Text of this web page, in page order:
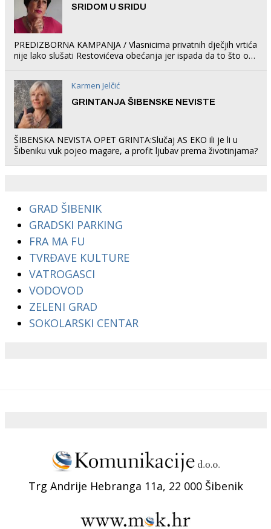
SRIDOM U SRIDU
PREDIZBORNA KAMPANJA / Vlasnicima privatnih dječjih vrtića
nije lako slušati Restovićeva obećanja jer ispada da to što oni
Karmen Jelčić
GRINTANJA ŠIBENSKE NEVISTE
ŠIBENSKA NEVISTA OPET GRINTA:Slučaj AS EKO ili je li u
Šibeniku vuk pojeo magare, a profit ljubav prema životinjama?
GRAD ŠIBENIK
GRADSKI PARKING
FRA MA FU
TVRĐAVE KULTURE
VATROGASCI
VODOVOD
ZELENI GRAD
SOKOLARSKI CENTAR
Trg Andrije Hebranga 11a, 22 000 Šibenik